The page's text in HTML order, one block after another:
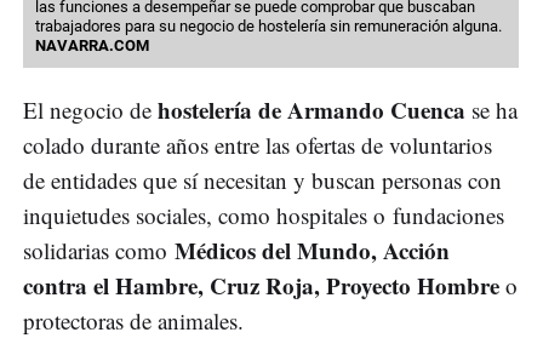
las funciones a desempeñar se puede comprobar que buscaban
trabajadores para su negocio de hostelería sin remuneración alguna.
NAVARRA.COM
El negocio de hostelería de Armando Cuenca se ha
colado durante años entre las ofertas de voluntarios
de entidades que sí necesitan y buscan personas con
inquietudes sociales, como hospitales o fundaciones
solidarias como Médicos del Mundo, Acción
contra el Hambre, Cruz Roja, Proyecto Hombre o
protectoras de animales.